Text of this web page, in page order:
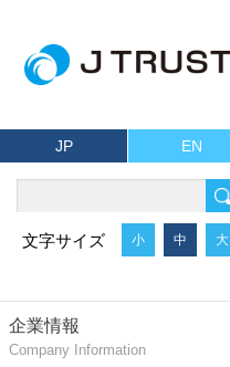
JP EN
文字サイズ 小 中 大
企業情報
Company Information